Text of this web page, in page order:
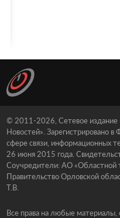
© 2011-2026, Сетевое
Новостей». Зарегистрировано
сфере связи, информационных
26 июня 2015 года.
Соучредители: АО «Областной
Правительство Орловской
Т.В.
Все права на любые